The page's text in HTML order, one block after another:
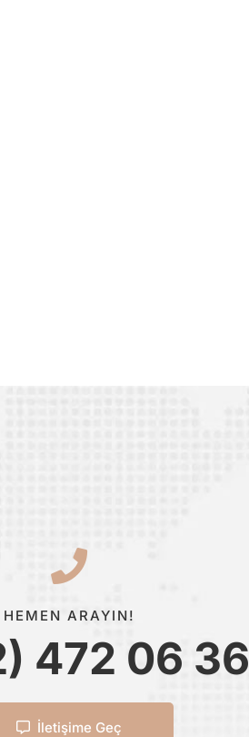
HEMEN ARAYIN!
472 06 36
İletişime Geç